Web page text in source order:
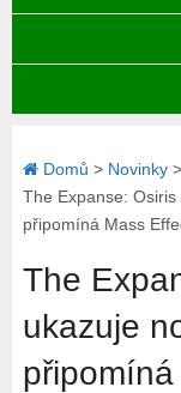
Domů > Novinky>
The Expanse:
připomíná Mass
The
ukazuje